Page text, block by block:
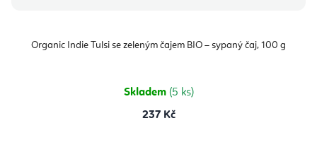
Organic Indie Tulsi se zeleným čajem BIO – sypaný čaj, 100 g
Skladem (5 ks)
237 Kč